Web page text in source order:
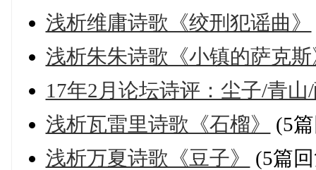
浅析维庸诗歌《绞刑犯谣曲》
浅析朱朱诗歌《小镇的萨克斯
17年2月论坛诗评：尘子/青
浅析瓦雷里诗歌《石榴》
(5
浅析万夏诗歌《豆子》
(5篇